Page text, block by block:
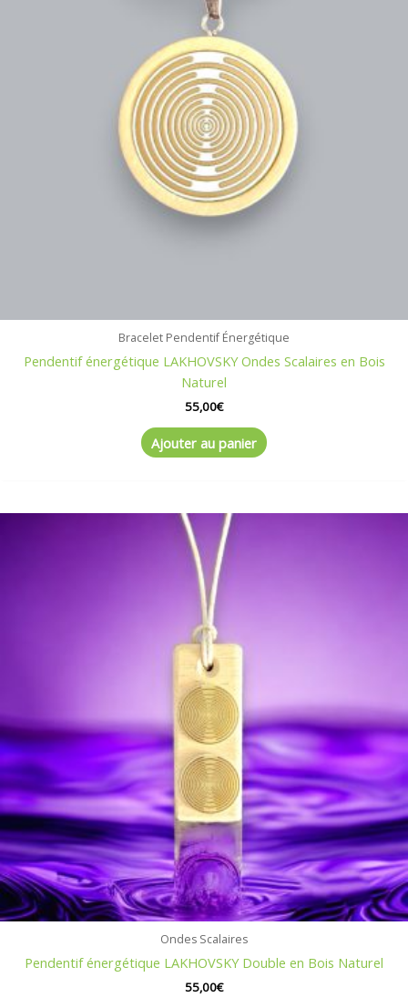
Bracelet Pendentif Énergétique
Pendentif énergétique LAKHOVSKY Ondes Scalaires en Bois
Naturel
55,00€
Ajouter au panier
Ondes Scalaires
Pendentif énergétique LAKHOVSKY Double en Bois Naturel
55,00€